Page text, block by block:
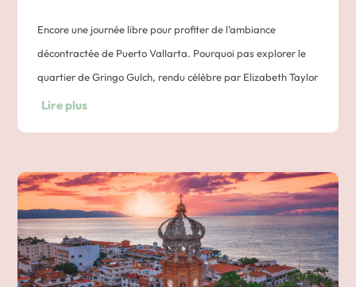
Encore une journée libre pour profiter de l’ambiance
décontractée de Puerto Vallarta. Pourquoi pas explorer le
quartier de Gringo Gulch, rendu célèbre par Elizabeth Taylor
et Richard Burton, ou simplement de savourer un cocktail sur
Malecón sera l’occasion parfaite de dire au revoir à cette
ville entre mer et montagne.
Nuit dans un hôtel à Puerto Vallarta
Lire plus